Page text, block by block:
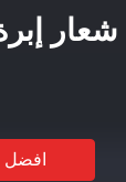
شعار
افضل